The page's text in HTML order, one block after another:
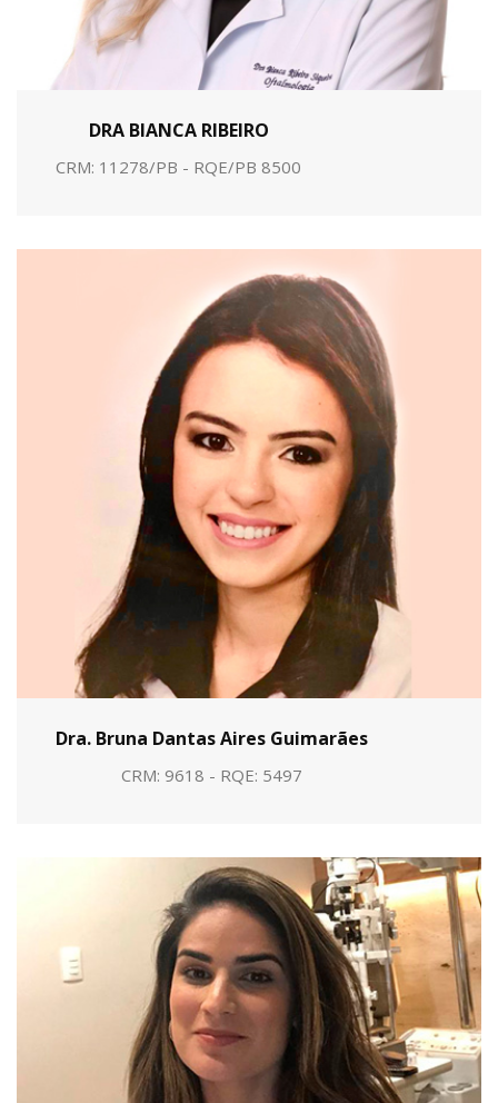
DRA BIANCA RIBEIRO
CRM: 11278/PB - RQE/PB 8500
Dra. Bruna Dantas Aires Guimarães
CRM: 9618 - RQE: 5497